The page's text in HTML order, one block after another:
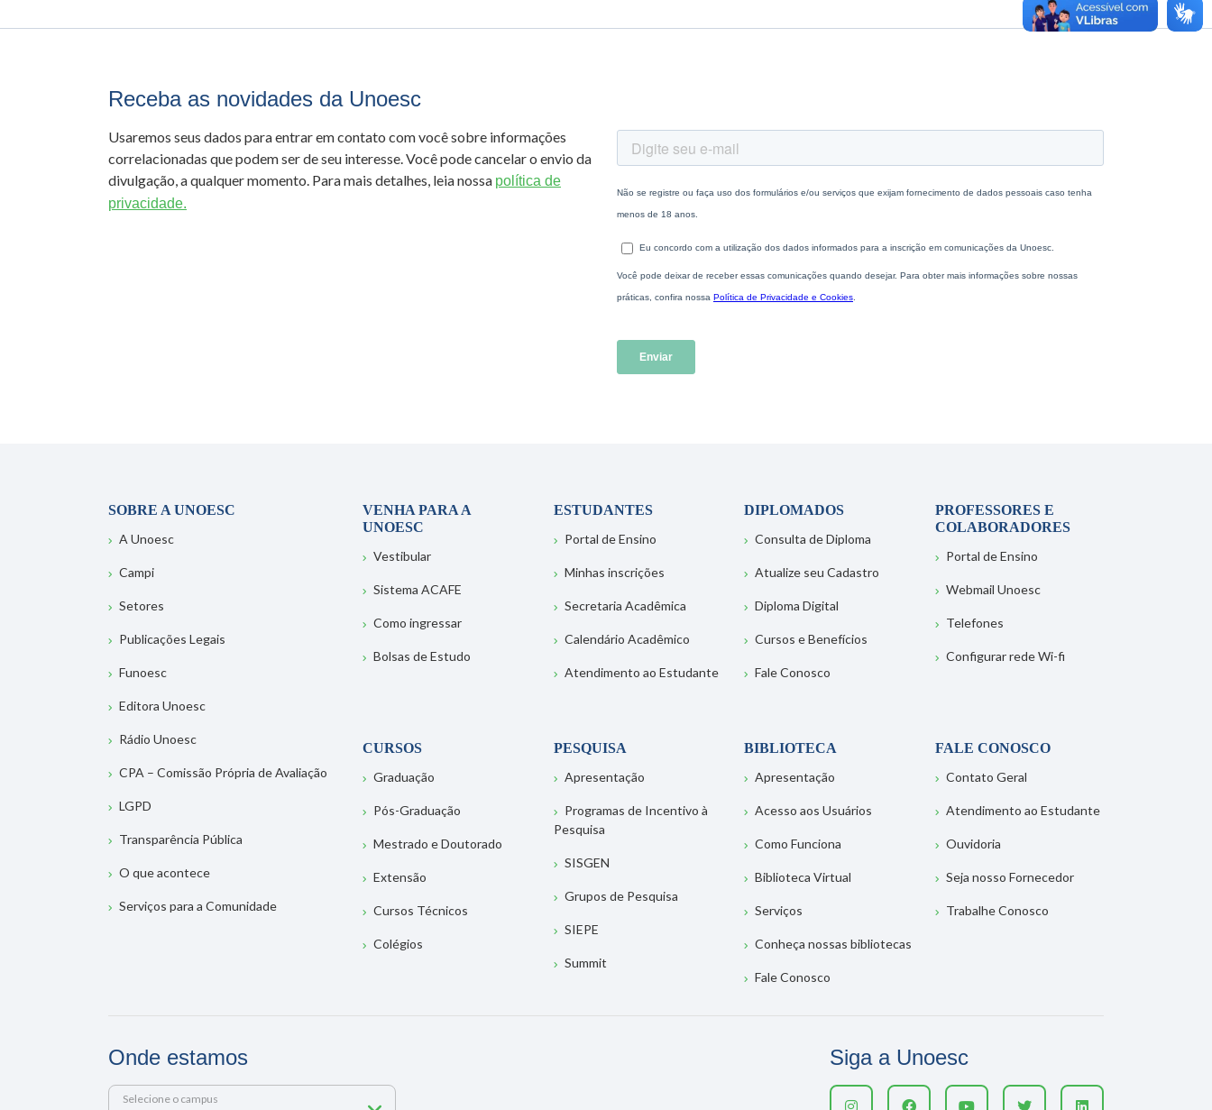
Receba as novidades da Unoesc
Usaremos seus dados para entrar em contato com você sobre informações
correlacionadas que podem ser de seu interesse. Você pode cancelar o envio da
divulgação, a qualquer momento. Para mais detalhes, leia nossa política de
privacidade.
SOBRE A UNOESC
A Unoesc
Campi
Setores
Publicações Legais
Funoesc
Editora Unoesc
Rádio Unoesc
CPA – Comissão Própria de Avaliação
LGPD
Transparência Pública
O que acontece
Serviços para a Comunidade
VENHA PARA A
UNOESC
Vestibular
Sistema ACAFE
Como ingressar
Bolsas de Estudo
ESTUDANTES
Portal de Ensino
Minhas inscrições
Secretaria Acadêmica
Calendário Acadêmico
Atendimento ao Estudante
DIPLOMADOS
Consulta de Diploma
Atualize seu Cadastro
Diploma Digital
Cursos e Benefícios
Fale Conosco
PROFESSORES E
COLABORADORES
Portal de Ensino
Webmail Unoesc
Telefones
Configurar rede Wi-fi
CURSOS
Graduação
Pós-Graduação
Mestrado e Doutorado
Extensão
Cursos Técnicos
Colégios
PESQUISA
Apresentação
Programas de Incentivo à
Pesquisa
SISGEN
Grupos de Pesquisa
SIEPE
Summit
BIBLIOTECA
Apresentação
Acesso aos Usuários
Como Funciona
Biblioteca Virtual
Serviços
Conheça nossas bibliotecas
Fale Conosco
FALE CONOSCO
Contato Geral
Atendimento ao Estudante
Ouvidoria
Seja nosso Fornecedor
Trabalhe Conosco
Onde estamos
Selecione o campus
Siga a Unoesc